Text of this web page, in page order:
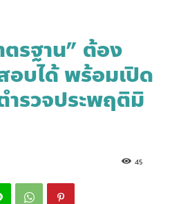
ตรฐาน” ต้อง
อบได้ พร้อมเปิด
ำรวจประพฤติมิ
45